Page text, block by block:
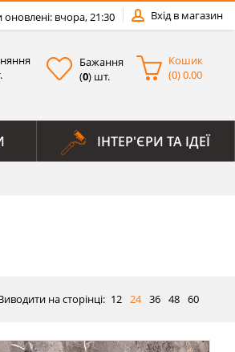
оновлені: вчора, 21:30 Вхід в магазин
Бажання
(0) шт.
Кошик
(0)0.00
ІНТЕР'ЄРИ ТА ІДЕЇ
на сторінці: 12 24 36 48 60